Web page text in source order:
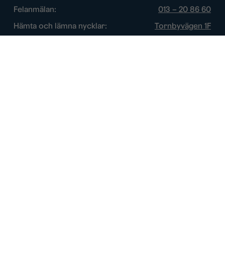
Felanmälan:
013 – 20 86 60
Hämta och lämna nycklar:
Tornbyvägen 1F